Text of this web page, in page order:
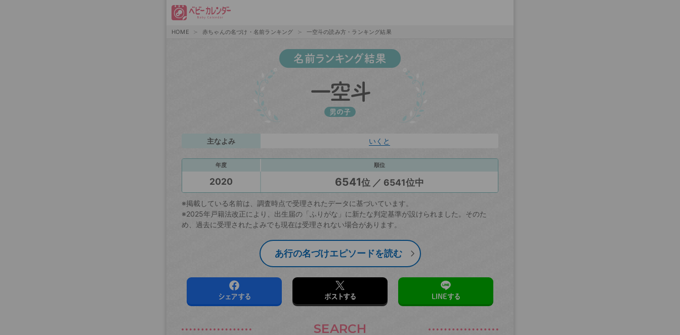
HOME 赤ちゃんの名づけ・名前ランキング 一空斗の読み方・ランキング結果
名前ランキング結果
一空斗
男の子
主なよみ いくと
年度 順位
2020 6541位 ／ 6541位中
※掲載している名前は、調査時点で受理されたデータに基づいています。
※2025年戸籍法改正により、出生届の「ふりがな」に新たな判定基準が設けられました。そのた
め、過去に受理されたよみでも現在は受理されない場合があります。
あ行の名づけエピソードを読む
シェアする ポストする LINEする
SEARCH